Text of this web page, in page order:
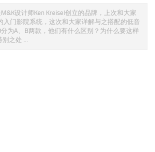
M&K设计师Ken Kreisel创立的品牌，上次和大家
入门影院系统，这次和大家详解与之搭配的低音
分为A、B两款，他们有什么区别？为什么要这样
之处 ...